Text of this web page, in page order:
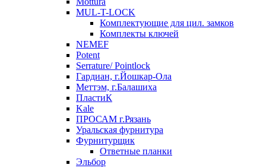
MUL-T-LOCK
Комплектующие для цил. замков
Комплекты ключей
NEMEF
Potent
Serrature/ Pointlock
Гардиан, г.Йошкар-Ола
Меттэм, г.Балашиха
ПластиК
Kale
ПРОСАМ г.Рязань
Уральская фурнитура
Фурнитурщик
Ответные планки
Эльбор